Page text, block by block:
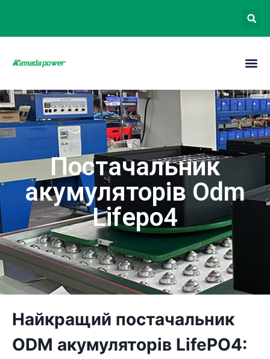
Постачальник
акумуляторів Odm
Lifepo4
Найкращий постачальник
ODM акумуляторів LifePO4: